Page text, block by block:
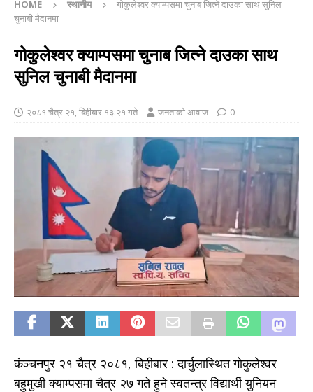
HOME स्थानीय
गोकुलेश्वर क्याम्पसमा चुनाब जित्ने दाउका साथ सुनिल
चुनाबी मैदानमा
गोकुलेश्वर क्याम्पसमा चुनाब जित्ने दाउका साथ
सुनिल चुनाबी मैदानमा
२०८१ चैत्र २१, बिहीबार १३:२१ गते जनताको आवाज 0
कंञ्चनपुर २१ चैत्र २०८१, बिहीबार : दार्चुलास्थित गोकुलेश्वर
बहुमुखी क्याम्पसमा चैत्र २७ गते हुने स्वतन्त्र विद्यार्थी युनियन